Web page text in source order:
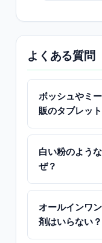
よくある質問
ボッシュやミ
販のタブレッ
白い粉のよう
ぜ？
オールインワ
剤はいらない？